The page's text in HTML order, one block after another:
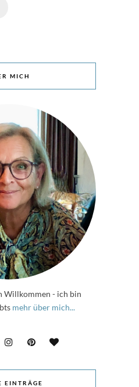
MICH
Willkommen - ich bin
mehr über mich...
EINTRÄGE